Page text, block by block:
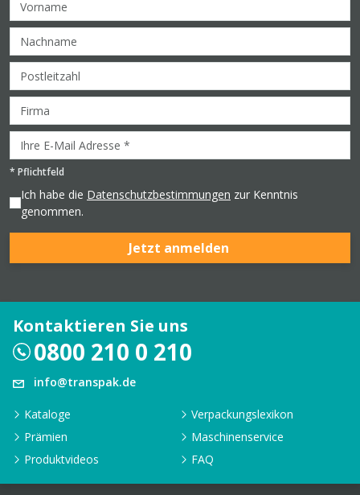
* Pflichtfeld
Ich habe die Datenschutzbestimmungen zur Kenntnis
genommen.
Jetzt anmelden
Kontaktieren Sie uns
0800 210 0 210
info@transpak.de
Kataloge
Verpackungslexikon
Prämien
Maschinenservice
Produktvideos
FAQ